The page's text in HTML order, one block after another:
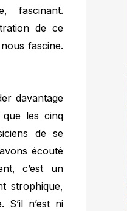
fascinant.
de ce
fascine.
davantage
les cinq
de se
écouté
c’est un
strophique,
n’est ni